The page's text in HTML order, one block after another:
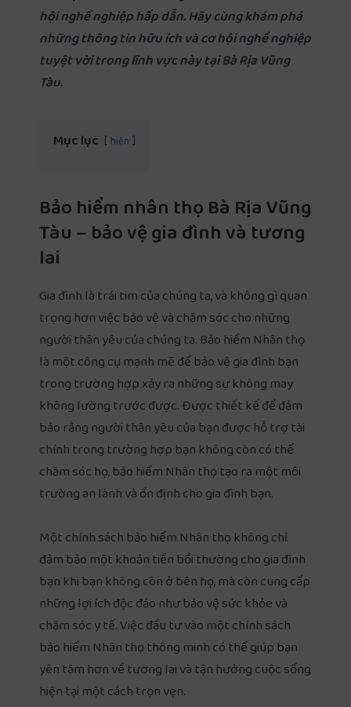
hội nghề nghiệp hấp dẫn. Hãy cùng khám phá
những thông tin hữu ích và cơ hội nghề nghiệp
tuyệt vời trong lĩnh vực này tại Bà Rịa Vũng
Tàu.
Mục lục hiện
Bảo hiểm nhân thọ Bà Rịa Vũng
Tàu – bảo vệ gia đình và tương
lai
Gia đình là trái tim của chúng ta, và không gì quan
trọng hơn việc bảo vệ và chăm sóc cho những
người thân yêu của chúng ta. Bảo hiểm Nhân thọ
là một công cụ mạnh mẽ để bảo vệ gia đình bạn
trong trường hợp xảy ra những sự không may
không lường trước được. Được thiết kế để đảm
bảo rằng người thân yêu của bạn được hỗ trợ tài
chính trong trường hợp bạn không còn có thể
chăm sóc họ, bảo hiểm Nhân thọ tạo ra một môi
trường an lành và ổn định cho gia đình bạn.
Một chính sách bảo hiểm Nhân thọ không chỉ
đảm bảo một khoản tiền bồi thường cho gia đình
bạn khi bạn không còn ở bên họ, mà còn cung cấp
những lợi ích độc đáo như bảo vệ sức khỏe và
chăm sóc y tế. Việc đầu tư vào một chính sách
bảo hiểm Nhân thọ thông minh có thể giúp bạn
yên tâm hơn về tương lai và tận hưởng cuộc sống
hiện tại một cách trọn vẹn.